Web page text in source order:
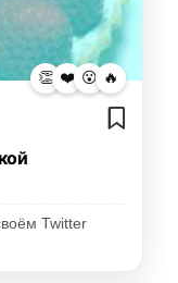
👏 ❤️ 😮 🔥
Twitter